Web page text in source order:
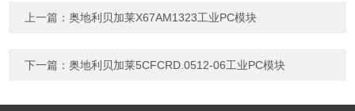
上一篇：奥地利贝加莱X67AM1323工业PC模块
下一篇：奥地利贝加莱5CFCRD.0512-06工业PC模块